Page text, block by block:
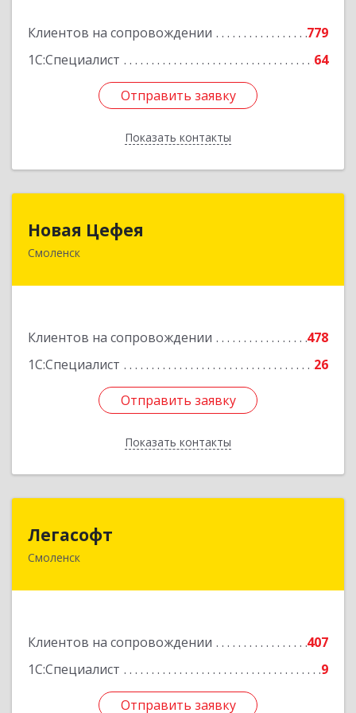
Клиентов на сопровождении
779
1С:Специалист
64
Отправить заявку
Показать контакты
Отправить заявку
Назад
Новая Цефея
Смоленск
Клиентов на сопровождении
478
1С:Специалист
26
Отправить заявку
Показать контакты
214018, Смоленская обл, Смоленск г, Раевского
Отправить заявку
Назад
Легасофт
Смоленск
Клиентов на сопровождении
407
1С:Специалист
9
Отправить заявку
214018, Смоленская обл, Смоленск г, Ново-
Отправить заявку